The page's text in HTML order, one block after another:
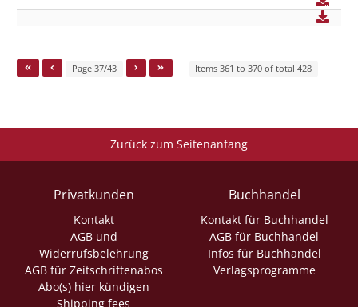
Page 37/43 Items 361 to 370 of total 428
Zurück zum Seitenanfang
Privatkunden
Kontakt
AGB und
Widerrufsbelehrung
AGB für Zeitschriftenabos
Abo(s) hier kündigen
Shipping fees
Buchhandel
Kontakt für Buchhandel
AGB für Buchhandel
Infos für Buchhandel
Verlagsprogramme